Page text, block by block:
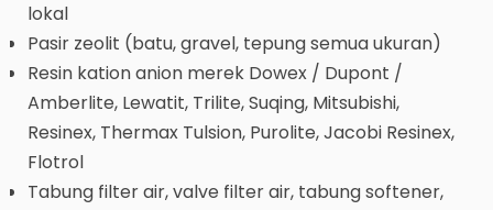
lokal
Pasir zeolit (batu, gravel, tepung semua ukuran)
Resin kation anion merek Dowex / Dupont /
Amberlite, Lewatit, Trilite, Suqing, Mitsubishi,
Resinex, Thermax Tulsion, Purolite, Jacobi Resinex,
Flotrol
Tabung filter air, valve filter air, tabung softener,